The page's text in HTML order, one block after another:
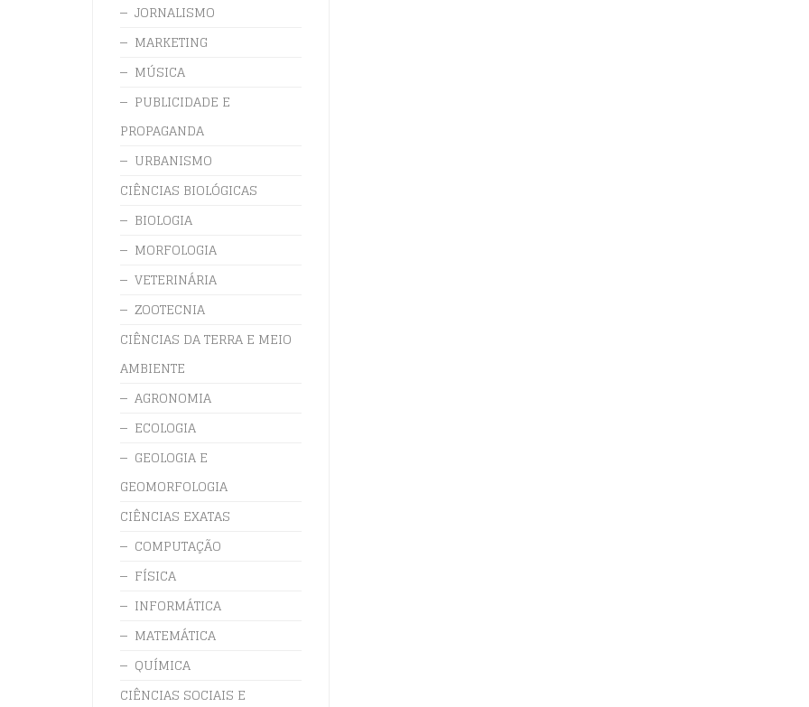
JORNALISMO
MARKETING
MÚSICA
PUBLICIDADE E
PROPAGANDA
URBANISMO
CIÊNCIAS BIOLÓGICAS
BIOLOGIA
MORFOLOGIA
VETERINÁRIA
ZOOTECNIA
CIÊNCIAS DA TERRA E MEIO
AMBIENTE
AGRONOMIA
ECOLOGIA
GEOLOGIA E
GEOMORFOLOGIA
CIÊNCIAS EXATAS
COMPUTAÇÃO
FÍSICA
INFORMÁTICA
MATEMÁTICA
QUÍMICA
CIÊNCIAS SOCIAIS E